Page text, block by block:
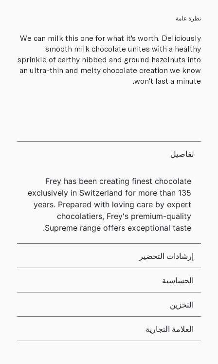
نظرة عامة
We can milk this one for what it's worth. Deliciously
smooth milk chocolate unites with a healthy
sprinkle of earthy nibbed and ground hazelnuts into
an ultra-thin and melty chocolate creation we know
won't last a minute.
تفاصيل
Frey has been creating finest chocolate
exclusively in Switzerland for more than 135
years. Prepared with loving care by expert
chocolatiers, Frey's premium-quality
Supreme range offers exceptional taste.
إرشادات التحضير
الحساسية
التخزين
العلامة التجارية